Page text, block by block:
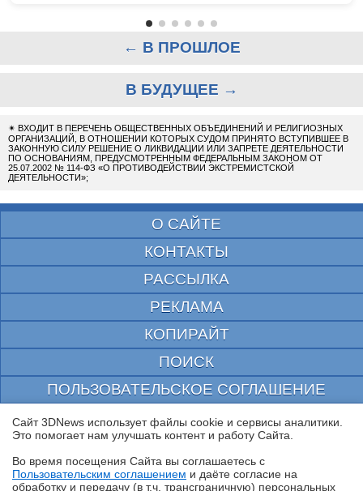
← В ПРОШЛОЕ
В БУДУЩЕЕ →
✴ ВХОДИТ В ПЕРЕЧЕНЬ ОБЩЕСТВЕННЫХ ОБЪЕДИНЕНИЙ И РЕЛИГИОЗНЫХ
ОРГАНИЗАЦИЙ, В ОТНОШЕНИИ КОТОРЫХ СУДОМ ПРИНЯТО ВСТУПИВШЕЕ В
ЗАКОННУЮ СИЛУ РЕШЕНИЕ О ЛИКВИДАЦИИ ИЛИ ЗАПРЕТЕ ДЕЯТЕЛЬНОСТИ
ПО ОСНОВАНИЯМ, ПРЕДУСМОТРЕННЫМ ФЕДЕРАЛЬНЫМ ЗАКОНОМ ОТ
25.07.2002 № 114-ФЗ «О ПРОТИВОДЕЙСТВИИ ЭКСТРЕМИСТСКОЙ
ДЕЯТЕЛЬНОСТИ»;
О САЙТЕ
КОНТАКТЫ
РАССЫЛКА
РЕКЛАМА
КОПИРАЙТ
ПОИСК
ПОЛЬЗОВАТЕЛЬСКОЕ СОГЛАШЕНИЕ
ЗАЩИЩЕНО CURATOR
© 1997—2026 Электронное периодическое издание "3ДНьюс" | Свидетельство о
выдано Федеральной Службой по надзору за соблюдением законодательства в сфере
массовых коммуникаций и охране культурного наследия
Сайт 3DNews использует файлы cookie и сервисы аналитики.
Это помогает нам улучшать контент и работу Cайта.
Во время посещения Cайта вы соглашаетесь с
Пользовательским соглашением и даёте согласие на
обработку и передачу (в т.ч. трансграничную) персональных